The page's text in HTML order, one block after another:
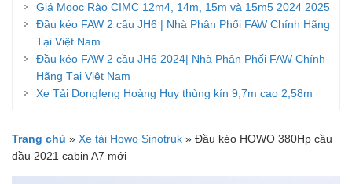
Giá Mooc Rào CIMC 12m4, 14m, 15m và 15m5 2024 2025
Đầu kéo FAW 2 cầu JH6 | Nhà Phân Phối FAW Chính Hãng
Tại Việt Nam
Đầu kéo FAW 2 cầu JH6 2024| Nhà Phân Phối FAW Chính
Hãng Tại Việt Nam
Xe Tải Dongfeng Hoàng Huy thùng kín 9,7m cao 2,58m
Trang chủ » Xe tải Howo Sinotruk » Đầu kéo HOWO 380Hp cầu
dầu 2021 cabin A7 mới